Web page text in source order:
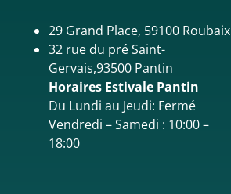
29 Grand Place, 59100 Roubaix
32 rue du pré Saint-
Gervais,93500 Pantin
Horaires Estivale Pantin
Du Lundi au Jeudi: Fermé
Vendredi – Samedi : 10:00 –
18:00